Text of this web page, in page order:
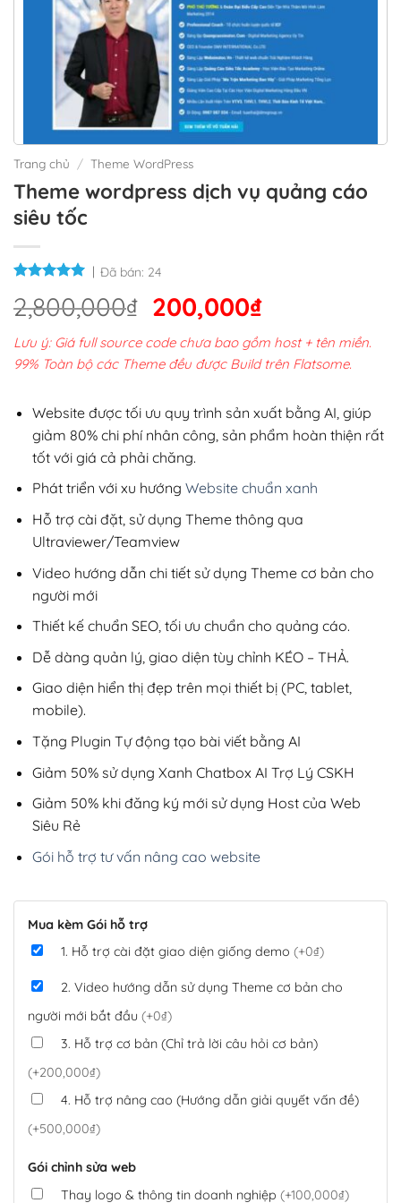
Trang chủ / Theme WordPress
Theme wordpress dịch vụ quảng cáo
siêu tốc
Đã bán: 24
2,800,000₫ Giá
gốc
là:
2,800,000₫.
200,000₫Giá
hiện
tại
200,000₫.
Lưu ý: Giá full source code chưa bao gồm host + tên miền.
99% Toàn bộ các Theme đều được Build trên Flatsome.
Website được tối ưu quy trình sản xuất bằng AI, giúp
giảm 80% chi phí nhân công, sản phẩm hoàn thiện rất
tốt với giá cả phải chăng.
Phát triển với xu hướng Website chuẩn xanh
Hỗ trợ cài đặt, sử dụng Theme thông qua
Ultraviewer/Teamview
Video hướng dẫn chi tiết sử dụng Theme cơ bản cho
người mới
Thiết kế chuẩn SEO, tối ưu chuẩn cho quảng cáo.
Dễ dàng quản lý, giao diện tùy chỉnh KÉO – THẢ.
Giao diện hiển thị đẹp trên mọi thiết bị (PC, tablet,
mobile).
Tặng Plugin Tự động tạo bài viết bằng AI
Giảm 50% sử dụng Xanh Chatbox AI Trợ Lý CSKH
Giảm 50% khi đăng ký mới sử dụng Host của Web
Siêu Rẻ
Gói hỗ trợ tư vấn nâng cao website
Mua kèm Gói hỗ trợ
1. Hỗ trợ cài đặt giao diện giống demo (+0₫)
2. Video hướng dẫn sử dụng Theme cơ bản cho
người mới bắt đầu (+0₫)
3. Hỗ trợ cơ bản (Chỉ trả lời câu hỏi cơ bản)
(+200,000₫)
4. Hỗ trợ nâng cao (Hướng dẫn giải quyết vấn đề)
(+500,000₫)
Gói chỉnh sửa web
Thay logo & thông tin doanh nghiệp (+100,000₫)